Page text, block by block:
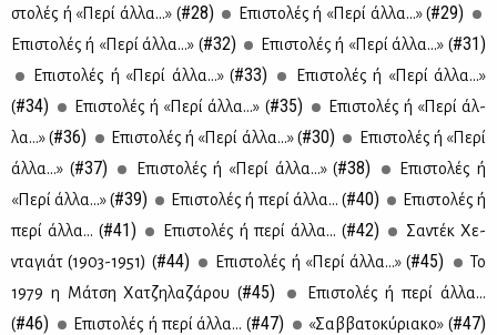
στο­λές ή «Πε­ρί άλ­λα...» (#28) Επι­στο­λές ή «Πε­ρί άλ­λα...» (#29)
Επι­στο­λές ή «Πε­ρί άλ­λα...» (#32) Επι­στο­λές ή «Πε­ρί άλ­λα...» (#31)
Επι­στο­λές ή «Πε­ρί άλ­λα...» (#33)
Επι­στο­λές ή «Πε­ρί άλ­λα...»
(#34) Επι­στο­λές ή «Πε­ρί άλ­λα...» (#35)
Επι­στο­λές ή «Πε­ρί άλ­
λα...» (#36) Επι­στο­λές ή «Πε­ρί άλ­λα...» (#30)
Επι­στο­λές ή «Πε­ρί
άλ­λα...» (#37) Επι­στο­λές ή «Πε­ρί άλ­λα...» (#38)
Επι­στο­λές ή
«Πε­ρί άλ­λα...» (#39) Επι­στο­λές ή πε­ρί άλ­λα... (#40)
Επι­στο­λές ή
πε­ρί άλ­λα... (#41) Επι­στο­λές ή πε­ρί άλ­λα... (#42)
Σα­ντέκ Χε­
ντα­γιάτ (1903-1951) (#44) Επι­στο­λές ή «Πε­ρί άλ­λα...» (#45)
Το
1979 η Μά­τση Χα­τζη­λα­ζά­ρου (#45)
Επι­στο­λές ή πε­ρί άλ­λα...
(#46) Eπι­στο­λές ή πε­ρί άλ­λα... (#47) «Σαβ­βα­το­κύ­ρια­κο» (#47)